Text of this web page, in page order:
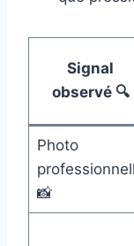
Signal
observé 🔍
Photo
📸